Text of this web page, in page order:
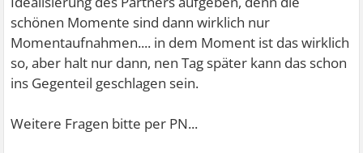
schönen Momente sind dann wirklich nur
Momentaufnahmen.... in dem Moment ist das wirklich
so, aber halt nur dann, nen Tag später kann das schon
ins Gegenteil geschlagen sein.
Weitere Fragen bitte per PN...